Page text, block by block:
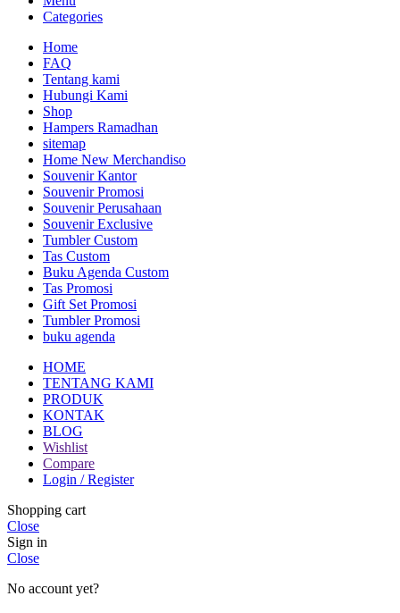
Categories
Home
FAQ
Tentang kami
Hubungi Kami
Shop
Hampers Ramadhan
sitemap
Home New Merchandiso
Souvenir Kantor
Souvenir Promosi
Souvenir Perusahaan
Souvenir Exclusive
Tumbler Custom
Tas Custom
Buku Agenda Custom
Tas Promosi
Gift Set Promosi
Tumbler Promosi
buku agenda
HOME
TENTANG KAMI
PRODUK
KONTAK
BLOG
Wishlist
Compare
Login / Register
Shopping cart
Close
Sign in
Close
No account yet?